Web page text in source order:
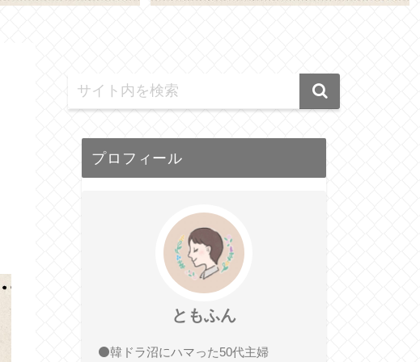
プロフィール
ともふん
⚫️韓ドラ沼にハマった50代主婦